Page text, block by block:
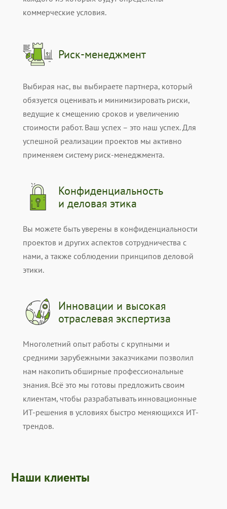
коммерческие условия.
Риск-менеджмент
Выбирая нас, вы выбираете партнера, который
обязуется оценивать и минимизировать риски,
ведущие к смещению сроков и увеличению
стоимости работ. Ваш успех – это наш успех. Для
успешной реализации проектов мы активно
применяем систему риск-менеджмента.
Конфиденциальность
и деловая этика
Вы можете быть уверены в конфиденциальности
проектов и других аспектов сотрудничества с
нами, а также соблюдении принципов деловой
этики.
Инновации и высокая
отраслевая экспертиза
Многолетний опыт работы с крупными и
средними зарубежными заказчиками позволил
нам накопить обширные профессиональные
знания. Всё это мы готовы предложить своим
клиентам, чтобы разрабатывать инновационные
ИТ-решения в условиях быстро меняющихся ИТ-
трендов.
Наши клиенты